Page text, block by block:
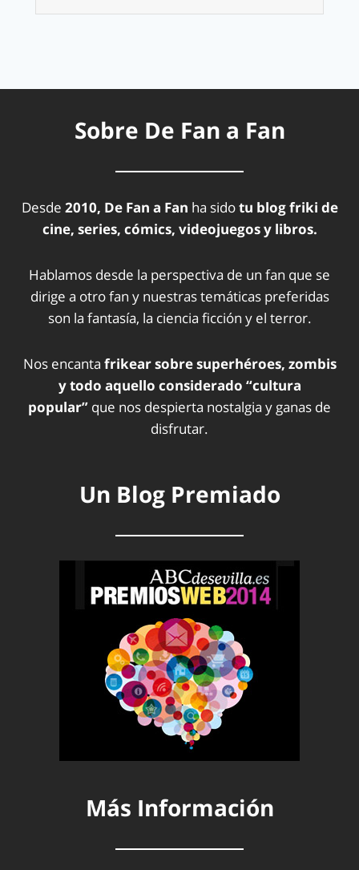
Sobre De Fan a Fan
Desde 2010, De Fan a Fan ha sidotu blog friki de
cine, series, cómics, videojuegos y libros.
Hablamos desde la perspectiva de un fan que se
dirige a otro fan y nuestras temáticas preferidas
son la fantasía, la ciencia ficción y el terror.
Nos encanta frikear sobre superhéroes, zombis
y todo aquello considerado “cultura
popular” que nos despierta nostalgia y ganas de
disfrutar.
Un Blog Premiado
Más Información